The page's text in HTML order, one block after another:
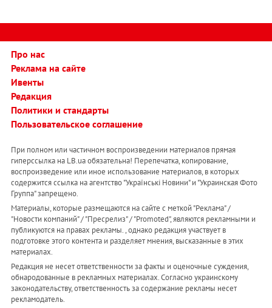
Про нас
Реклама на сайте
Ивенты
Редакция
Политики и стандарты
Пользовательское соглашение
При полном или частичном воспроизведении материалов прямая
гиперссылка на LB.ua обязательна! Перепечатка, копирование,
воспроизведение или иное использование материалов, в которых
содержится ссылка на агентство "Українськi Новини" и "Украинская Фото
Группа" запрещено.
Материалы, которые размещаются на сайте с меткой "Реклама" /
"Новости компаний" / "Пресрелиз" / "Promoted", являются рекламными и
публикуются на правах рекламы. , однако редакция участвует в
подготовке этого контента и разделяет мнения, высказанные в этих
материалах.
Редакция не несет ответственности за факты и оценочные суждения,
обнародованные в рекламных материалах. Согласно украинскому
законодательству, ответственность за содержание рекламы несет
рекламодатель.